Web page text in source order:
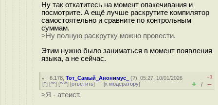
Ну так откатитесь на момент опакечивания и
посмотрите. А ещё лучше раскрутите компилятор
самостоятельно и сравните по контрольным
суммам.
>Ну полную раскрутку можно провести.
Этим нужно было заниматься в момент появления
языка, а не сейчас.
6.178 ,Тот_Самый_Анонимус_ (?), 05:27, 10/01/2026
[^] [^^] [^^^] [ответить] [к модератору]
–1
+ / –
>Я - атеист.